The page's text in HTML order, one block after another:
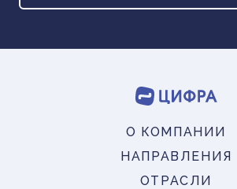
О КОМПАНИИ
НАПРАВЛЕНИЯ
ОТРАСЛИ